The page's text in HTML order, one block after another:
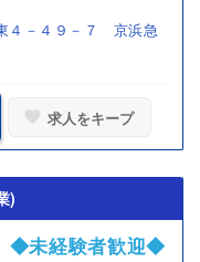
４－４９－７ 京浜急
求人をキープ
)
◆未経験者歓迎◆